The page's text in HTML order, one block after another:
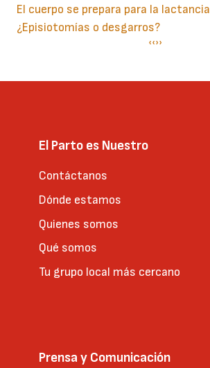
El cuerpo se prepara para la lactancia
¿Episiotomías o desgarros?
Página
‹‹Siguiente
››
El Parto es Nuestro
Contáctanos
Dónde estamos
Quienes somos
Qué somos
Tu grupo local más cercano
Prensa y Comunicación